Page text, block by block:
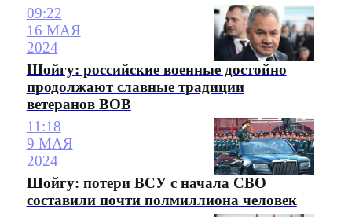
09:22
16 МАЯ
2024
Шойгу: российские военные достойно
продолжают славные традиции
ветеранов ВОВ
11:18
9 МАЯ
2024
Шойгу: потери ВСУ с начала СВО
составили почти полмиллиона человек